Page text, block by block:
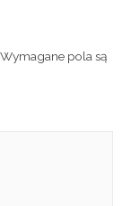
Wymagane pola są